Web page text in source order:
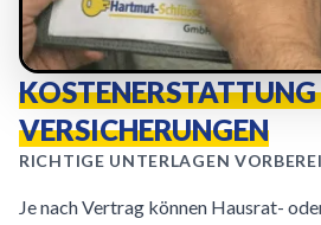
VERSICHERUNGEN
RICHTIGE UNTERLAGEN
Je nach Vertrag können Hausrat-